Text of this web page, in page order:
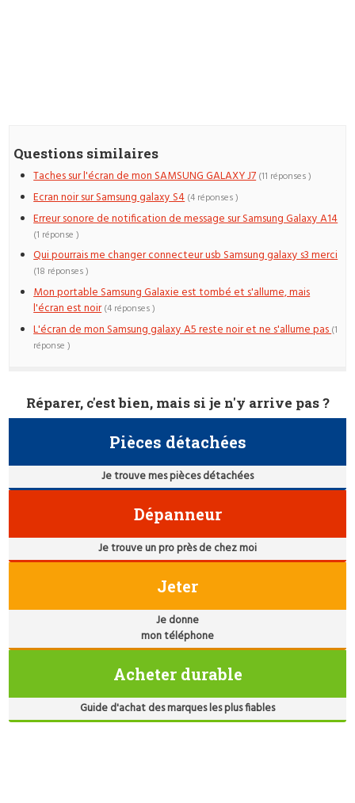
Questions similaires
Taches sur l'écran de mon SAMSUNG GALAXY J7 (11 réponses )
Ecran noir sur Samsung galaxy S4 (4 réponses )
Erreur sonore de notification de message sur Samsung Galaxy A14
(1 réponse )
Qui pourrais me changer connecteur usb Samsung galaxy s3 merci
(18 réponses )
Mon portable Samsung Galaxie est tombé et s'allume, mais
l'écran est noir (4 réponses )
L'écran de mon Samsung galaxy A5 reste noir et ne s'allume pas(1
réponse )
Réparer, c'est bien, mais si je n'y arrive pas ?
Pièces détachées
Je trouve mes pièces détachées
Dépanneur
Je trouve un pro près de chez moi
Jeter
Je donne
mon téléphone
Acheter durable
Guide d'achat des marques les plus fiables